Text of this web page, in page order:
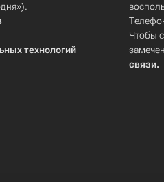
технологий
Чтобы
связи.